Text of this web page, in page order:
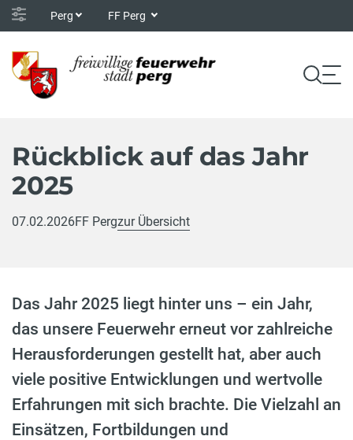
Perg FF Perg
Rückblick auf das Jahr
2025
07.02.2026FF Pergzur Übersicht
Das Jahr 2025 liegt hinter uns – ein Jahr,
das unsere Feuerwehr erneut vor zahlreiche
Herausforderungen gestellt hat, aber auch
viele positive Entwicklungen und wertvolle
Erfahrungen mit sich brachte. Die Vielzahl an
Einsätzen, Fortbildungen und